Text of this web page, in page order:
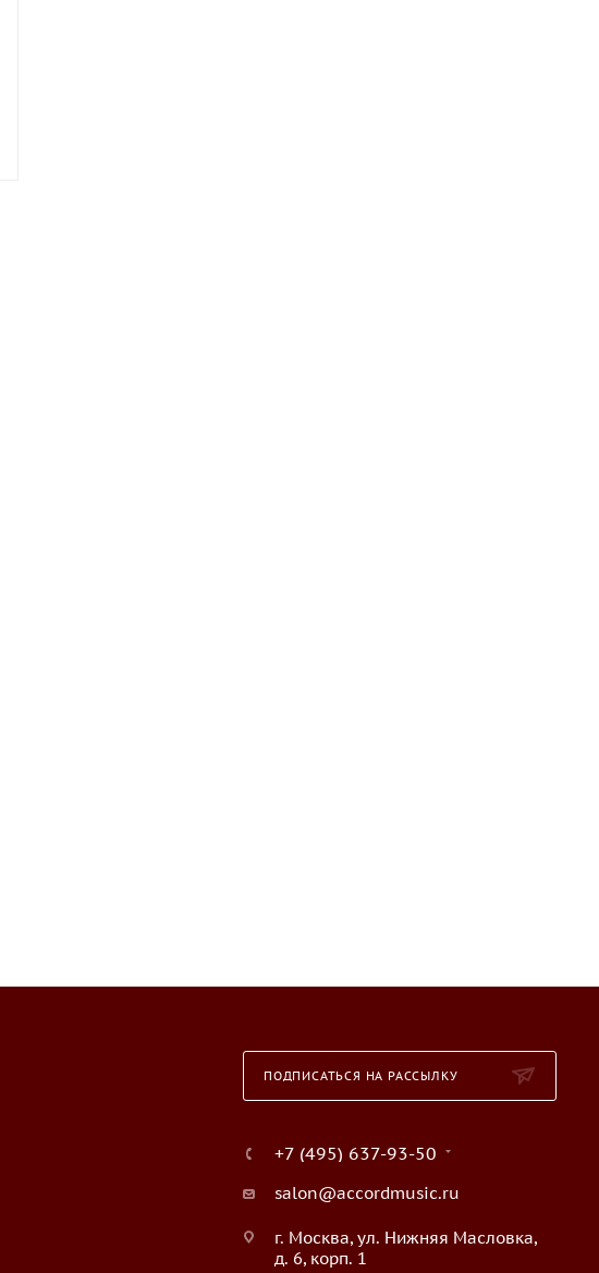
ПОДПИСАТЬСЯ НА РАССЫЛКУ
+7 (495) 637-93-50
salon@accordmusic.ru
г. Москва, ул. Нижняя Масловка,
д. 6, корп. 1